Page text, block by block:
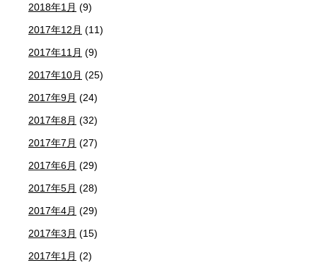
2018年1月 (9)
2017年12月 (11)
2017年11月 (9)
2017年10月 (25)
2017年9月 (24)
2017年8月 (32)
2017年7月 (27)
2017年6月 (29)
2017年5月 (28)
2017年4月 (29)
2017年3月 (15)
2017年1月 (2)